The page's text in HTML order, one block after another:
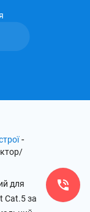
-
для
Cat.5 за